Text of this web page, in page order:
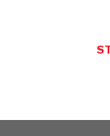
SINÓNIMOS